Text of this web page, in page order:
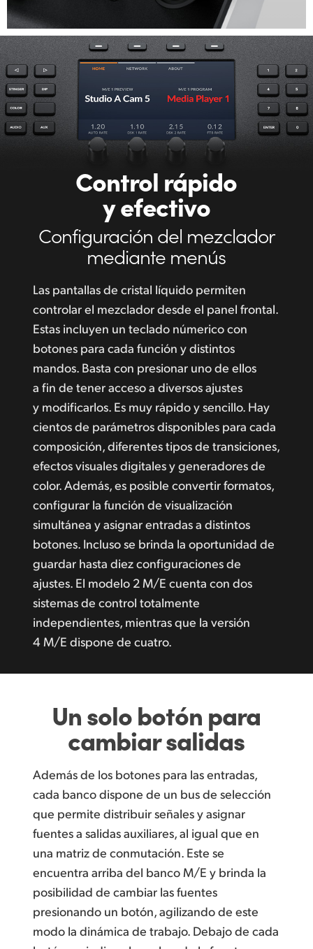
Control rápido
y efectivo
Configuración del mezclador
mediante menús
Las pantallas de cristal líquido permiten
controlar el mezclador desde el panel frontal.
Estas incluyen un teclado númerico con
botones para cada función y distintos
mandos. Basta con presionar uno de ellos
a fin de tener acceso a diversos ajustes
y modificarlos. Es muy rápido y sencillo. Hay
cientos de parámetros disponibles para cada
composición, diferentes tipos de transiciones,
efectos visuales digitales y generadores de
color. Además, es posible convertir formatos,
configurar la función de visualización
simultánea y asignar entradas a distintos
botones. Incluso se brinda la oportunidad de
guardar hasta diez configuraciones de
ajustes. El modelo 2 M/E cuenta con dos
sistemas de control totalmente
independientes, mientras que la versión
4 M/E dispone de cuatro.
Un solobotón para
cambiar salidas
Además de los botones para las entradas,
cada banco dispone de un bus de selección
que permite distribuir señales y asignar
fuentes a salidas auxiliares, al igual que en
una matriz de conmutación. Este se
encuentra arriba del banco M/E y brinda la
posibilidad de cambiar las fuentes
presionando un botón, agilizando de este
modo la dinámica de trabajo. Debajo de cada